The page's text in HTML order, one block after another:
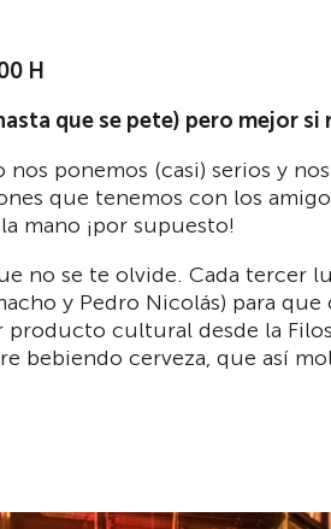
H
que se pete) pero mejor si
nos ponemos (casi) serios y
que tenemos con los
mano ¡por supuesto!
no se te olvide. Cada tercer
y Pedro Nicolás) para
cultural desde la
bebiendo cerveza, que así